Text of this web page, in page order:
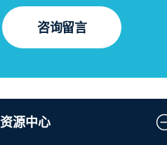
咨询留言
资源中心